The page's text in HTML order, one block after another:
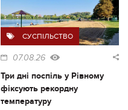
СУСПІЛЬСТВО
07.08.26
Три дні поспіль у Рівному
фіксують рекордну
температуру